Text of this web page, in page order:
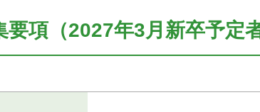
要項（2027年3月新卒予定